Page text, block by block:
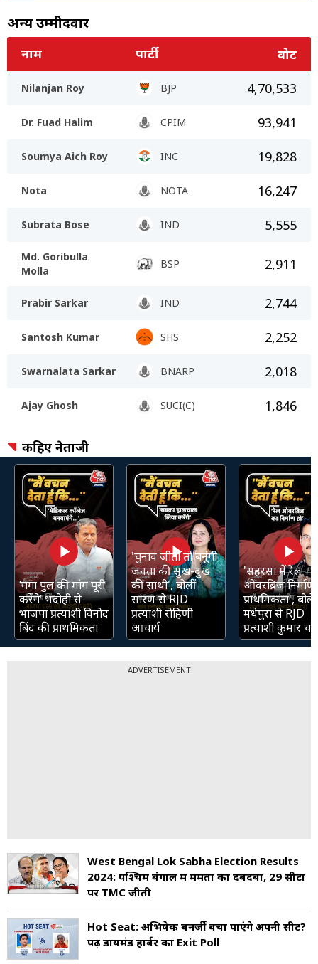
अन्य उम्मीदवार
नाम पार्टी वोट
Nilanjan Roy BJP 4,70,533
Dr. Fuad Halim CPIM 93,941
Soumya Aich Roy INC 19,828
Nota NOTA 16,247
Subrata Bose IND 5,555
Md. Goribulla
Molla
BSP 2,911
Prabir Sarkar IND 2,744
Santosh Kumar SHS 2,252
Swarnalata Sarkar BNARP 2,018
Ajay Ghosh SUCI(C) 1,846
कहिए नेताजी
‘गंगा पुल की मांग पूरी
करेंगे’ भदोही से
भाजपा प्रत्याशी विनोद
बिंद की प्राथमिकता
'चुनाव जीती तो बनूंगी
जनता की सुख-दुख
की साथी', बोलीं
सारण से RJD
प्रत्याशी रोहिणी
आचार्य
'सहरसा में रेल
ओवरब्रिज निर्माण
प्राथमिकता', बोले
मधेपुरा से RJD
प्रत्याशी कुमार
ADVERTISEMENT
West Bengal Lok Sabha Election Results
2024: पश्चिम बंगाल में ममता का दबदबा, 29 सीटों
पर TMC जीती
Hot Seat: अभिषेक बनर्जी बचा पाएंगे अपनी सीट?
पढ़ें डायमंड हार्बर का Exit Poll